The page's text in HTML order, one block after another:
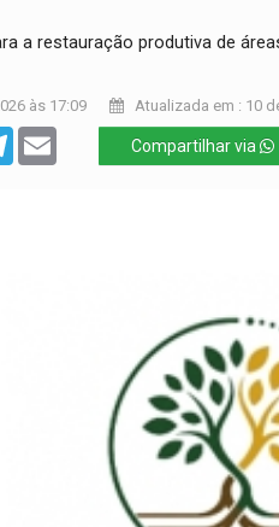
a restauração produtiva de
às 17:09 Atualizada em : 10
Telegram Compartilhar via